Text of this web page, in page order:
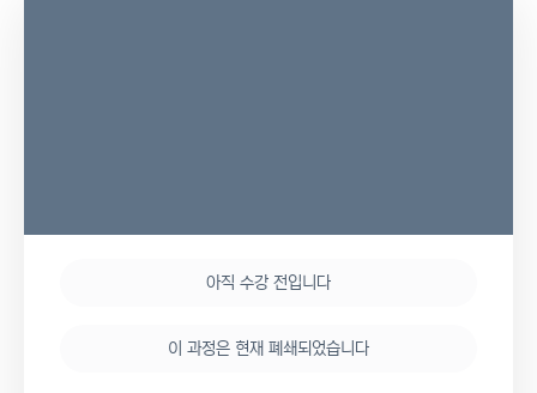
아직 수강 전입니다
이 과정은 현재 폐쇄되었습니다